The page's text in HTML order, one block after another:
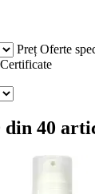
Preț Oferte
Certificate
din 40